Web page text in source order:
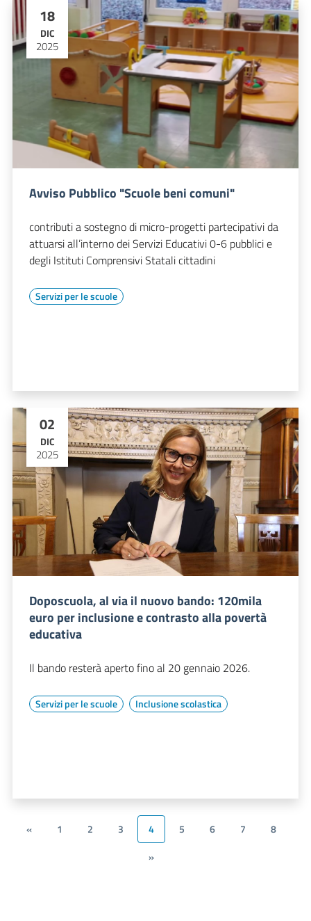
18
DIC
2025
Avviso Pubblico "Scuole beni comuni"
contributi a sostegno di micro-progetti partecipativi da
attuarsi all’interno dei Servizi Educativi 0-6 pubblici e
degli Istituti Comprensivi Statali cittadini
Servizi per le scuole
02
DIC
2025
Doposcuola, al via il nuovo bando: 120mila
euro per inclusione e contrasto alla povertà
educativa
Il bando resterà aperto fino al 20 gennaio 2026.
Servizi per le scuole Inclusione scolastica
« 1 2 3 4 5 6 7
8
»